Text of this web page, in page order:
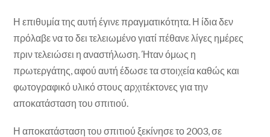
Η επιθυμία της αυτή έγινε πραγματικότητα. Η ίδια δεν
πρόλαβε να το δει τελειωμένο γιατί πέθανε λίγες ημέρες
πριν τελειώσει η αναστήλωση. Ήταν όμως η
πρωτεργάτης, αφού αυτή έδωσε τα στοιχεία καθώς και
φωτογραφικό υλικό στους αρχιτέκτονες για την
αποκατάσταση του σπιτιού.
Η αποκατάσταση του σπιτιού ξεκίνησε το 2003, σε